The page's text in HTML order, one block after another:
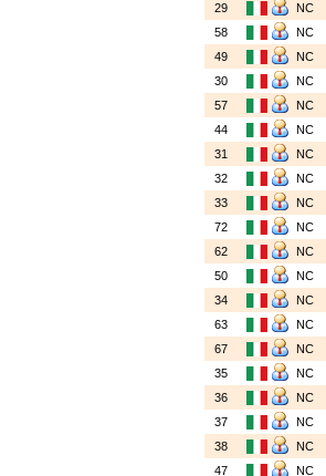
29
NC
58
NC
49
NC
30
NC
57
NC
44
NC
31
NC
32
NC
33
NC
72
NC
62
NC
50
NC
34
NC
63
NC
67
NC
35
NC
36
NC
37
NC
38
NC
47
NC